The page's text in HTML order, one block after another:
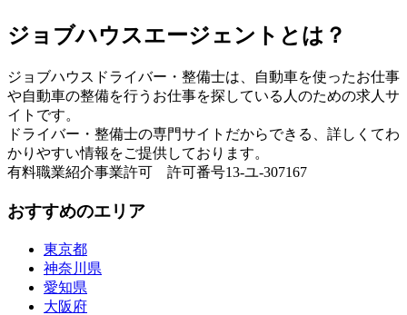
ジョブハウスエージェントとは？
ジョブハウスドライバー・整備士は、自動車を使ったお仕事
や自動車の整備を行うお仕事を探している人のための求人サ
イトです。
ドライバー・整備士の専門サイトだからできる、詳しくてわ
かりやすい情報をご提供しております。
有料職業紹介事業許可 許可番号13-ユ-307167
おすすめのエリア
東京都
神奈川県
愛知県
大阪府